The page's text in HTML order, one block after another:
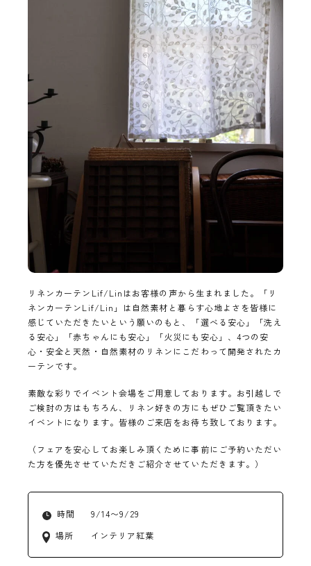
リネンカーテンLif/Linはお客様の声から生まれました。「リ
ネンカーテンLif/Lin」は自然素材と暮らす心地よさを皆様に
感じていただきたいという願いのもと、「選べる安心」「洗え
る安心」「赤ちゃんにも安心」「火災にも安心」、4つの安
心・安全と天然・自然素材のリネンにこだわって開発されたカ
ーテンです。
素敵な彩りでイベント会場をご用意しております。お引越しで
ご検討の方はもちろん、リネン好きの方にもぜひご覧頂きたい
イベントになります。皆様のご来店をお待ち致しております。
（フェアを安心してお楽しみ頂くために事前にご予約いただい
た方を優先させていただきご紹介させていただきます。）
時間
9/14〜9/29
場所
インテリア紅葉